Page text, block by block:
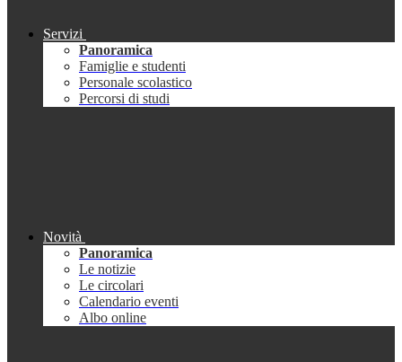
Servizi
Panoramica
Famiglie e studenti
Personale scolastico
Percorsi di studi
Novità
Panoramica
Le notizie
Le circolari
Calendario eventi
Albo online